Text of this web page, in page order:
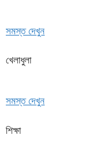
সমস্ত দেখুন
খেলাধুলা
সমস্ত দেখুন
শিক্ষা